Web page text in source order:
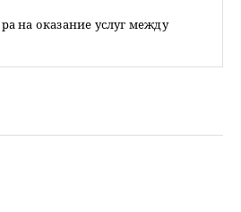
на оказание услуг между